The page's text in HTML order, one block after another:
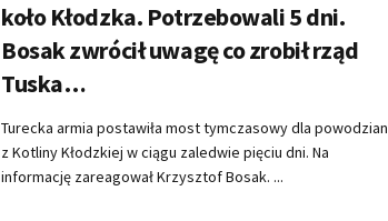
koło Kłodzka. Potrzebowali 5 dni.
Bosak zwrócił uwagę co zrobił rząd
Tuska…
Turecka armia postawiła most tymczasowy dla powodzian
z Kotliny Kłodzkiej w ciągu zaledwie pięciu dni. Na
informację zareagował Krzysztof Bosak. ...